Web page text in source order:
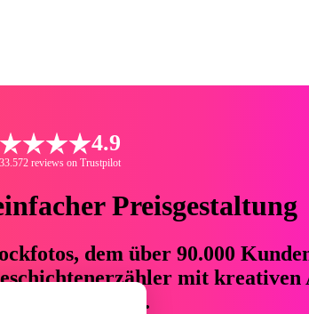
4.9
reviews on Trustpilot
Preisgestaltung
dem über 90.000
mit kreativen
einsparen.